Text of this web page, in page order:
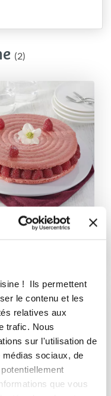
! Ils permettent
le contenu et les
relatives aux
trafic. Nous
sur l'utilisation de
sociaux, de
que vous
(2)